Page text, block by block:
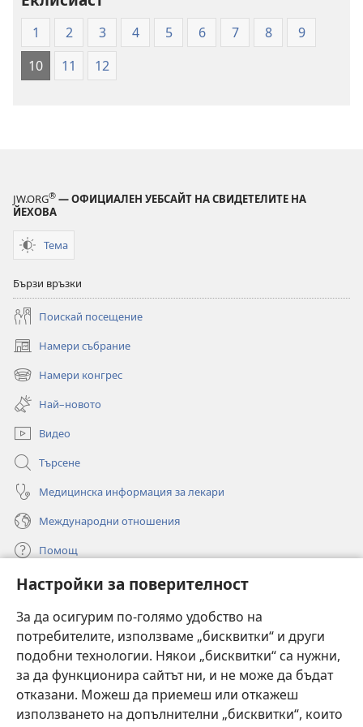
Настройки за поверителност
За да осигурим по-голямо удобство на
потребителите, използваме „бисквитки“ и други
подобни технологии. Някои „бисквитки“ са нужни,
за да функционира сайтът ни, и не може да бъдат
отказани. Можеш да приемеш или откажеш
използването на допълнителни „бисквитки“, които
Свещеното
писание
1 2 3 4 5 6 7 8
9
10
11 12
JW.ORG® — ОФИЦИАЛЕН УЕБСАЙТ НА СВИДЕТЕЛИТЕ НА
ЙЕХОВА
Тема
Бързи връзки
Поискай посещение
Намери събрание
(отваря
нов
прозорец)
Намери конгрес
(отваря
нов
прозорец)
Най–новото
Видео
Търсене
Медицинска информация за лекари
Международни отношения
Помощ
Дарения
нов
прозорец)ОНЛАЙН БИБЛИОТЕКА „Стражева кула“
(отваря
нов
прозорец)
JW Hub
(отваря
нов
прозорец)JW Library